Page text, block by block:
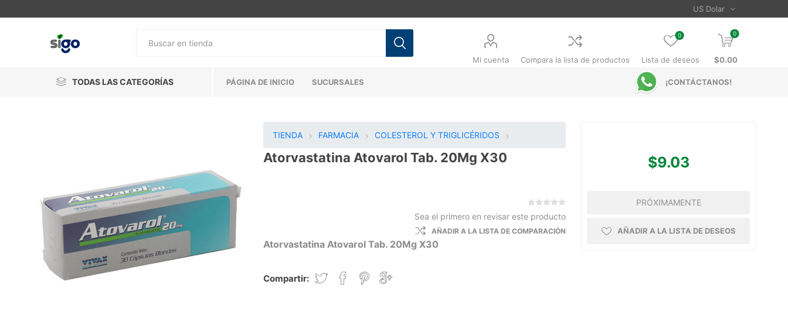
Mi cuenta Compara la lista de productos Lista de deseos
0 0
$0.00
TODAS LAS CATEGORÍAS PÁGINA DE INICIO SUCURSALES ¡CONTÁCTANOS!
TIENDA FARMACIA COLESTEROL Y TRIGLICÉRIDOS
Atorvastatina Atovarol Tab. 20Mg X30
Sea el primero en revisar este producto
AÑADIR A LA LISTA DE COMPARACIÓN
Atorvastatina Atovarol Tab. 20Mg X30
Compartir:
$9.03
PRÓXIMAMENTE
AÑADIR A LA LISTA DE DESEOS